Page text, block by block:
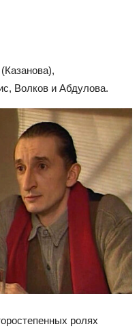
Волков и Абдулова.
ролях